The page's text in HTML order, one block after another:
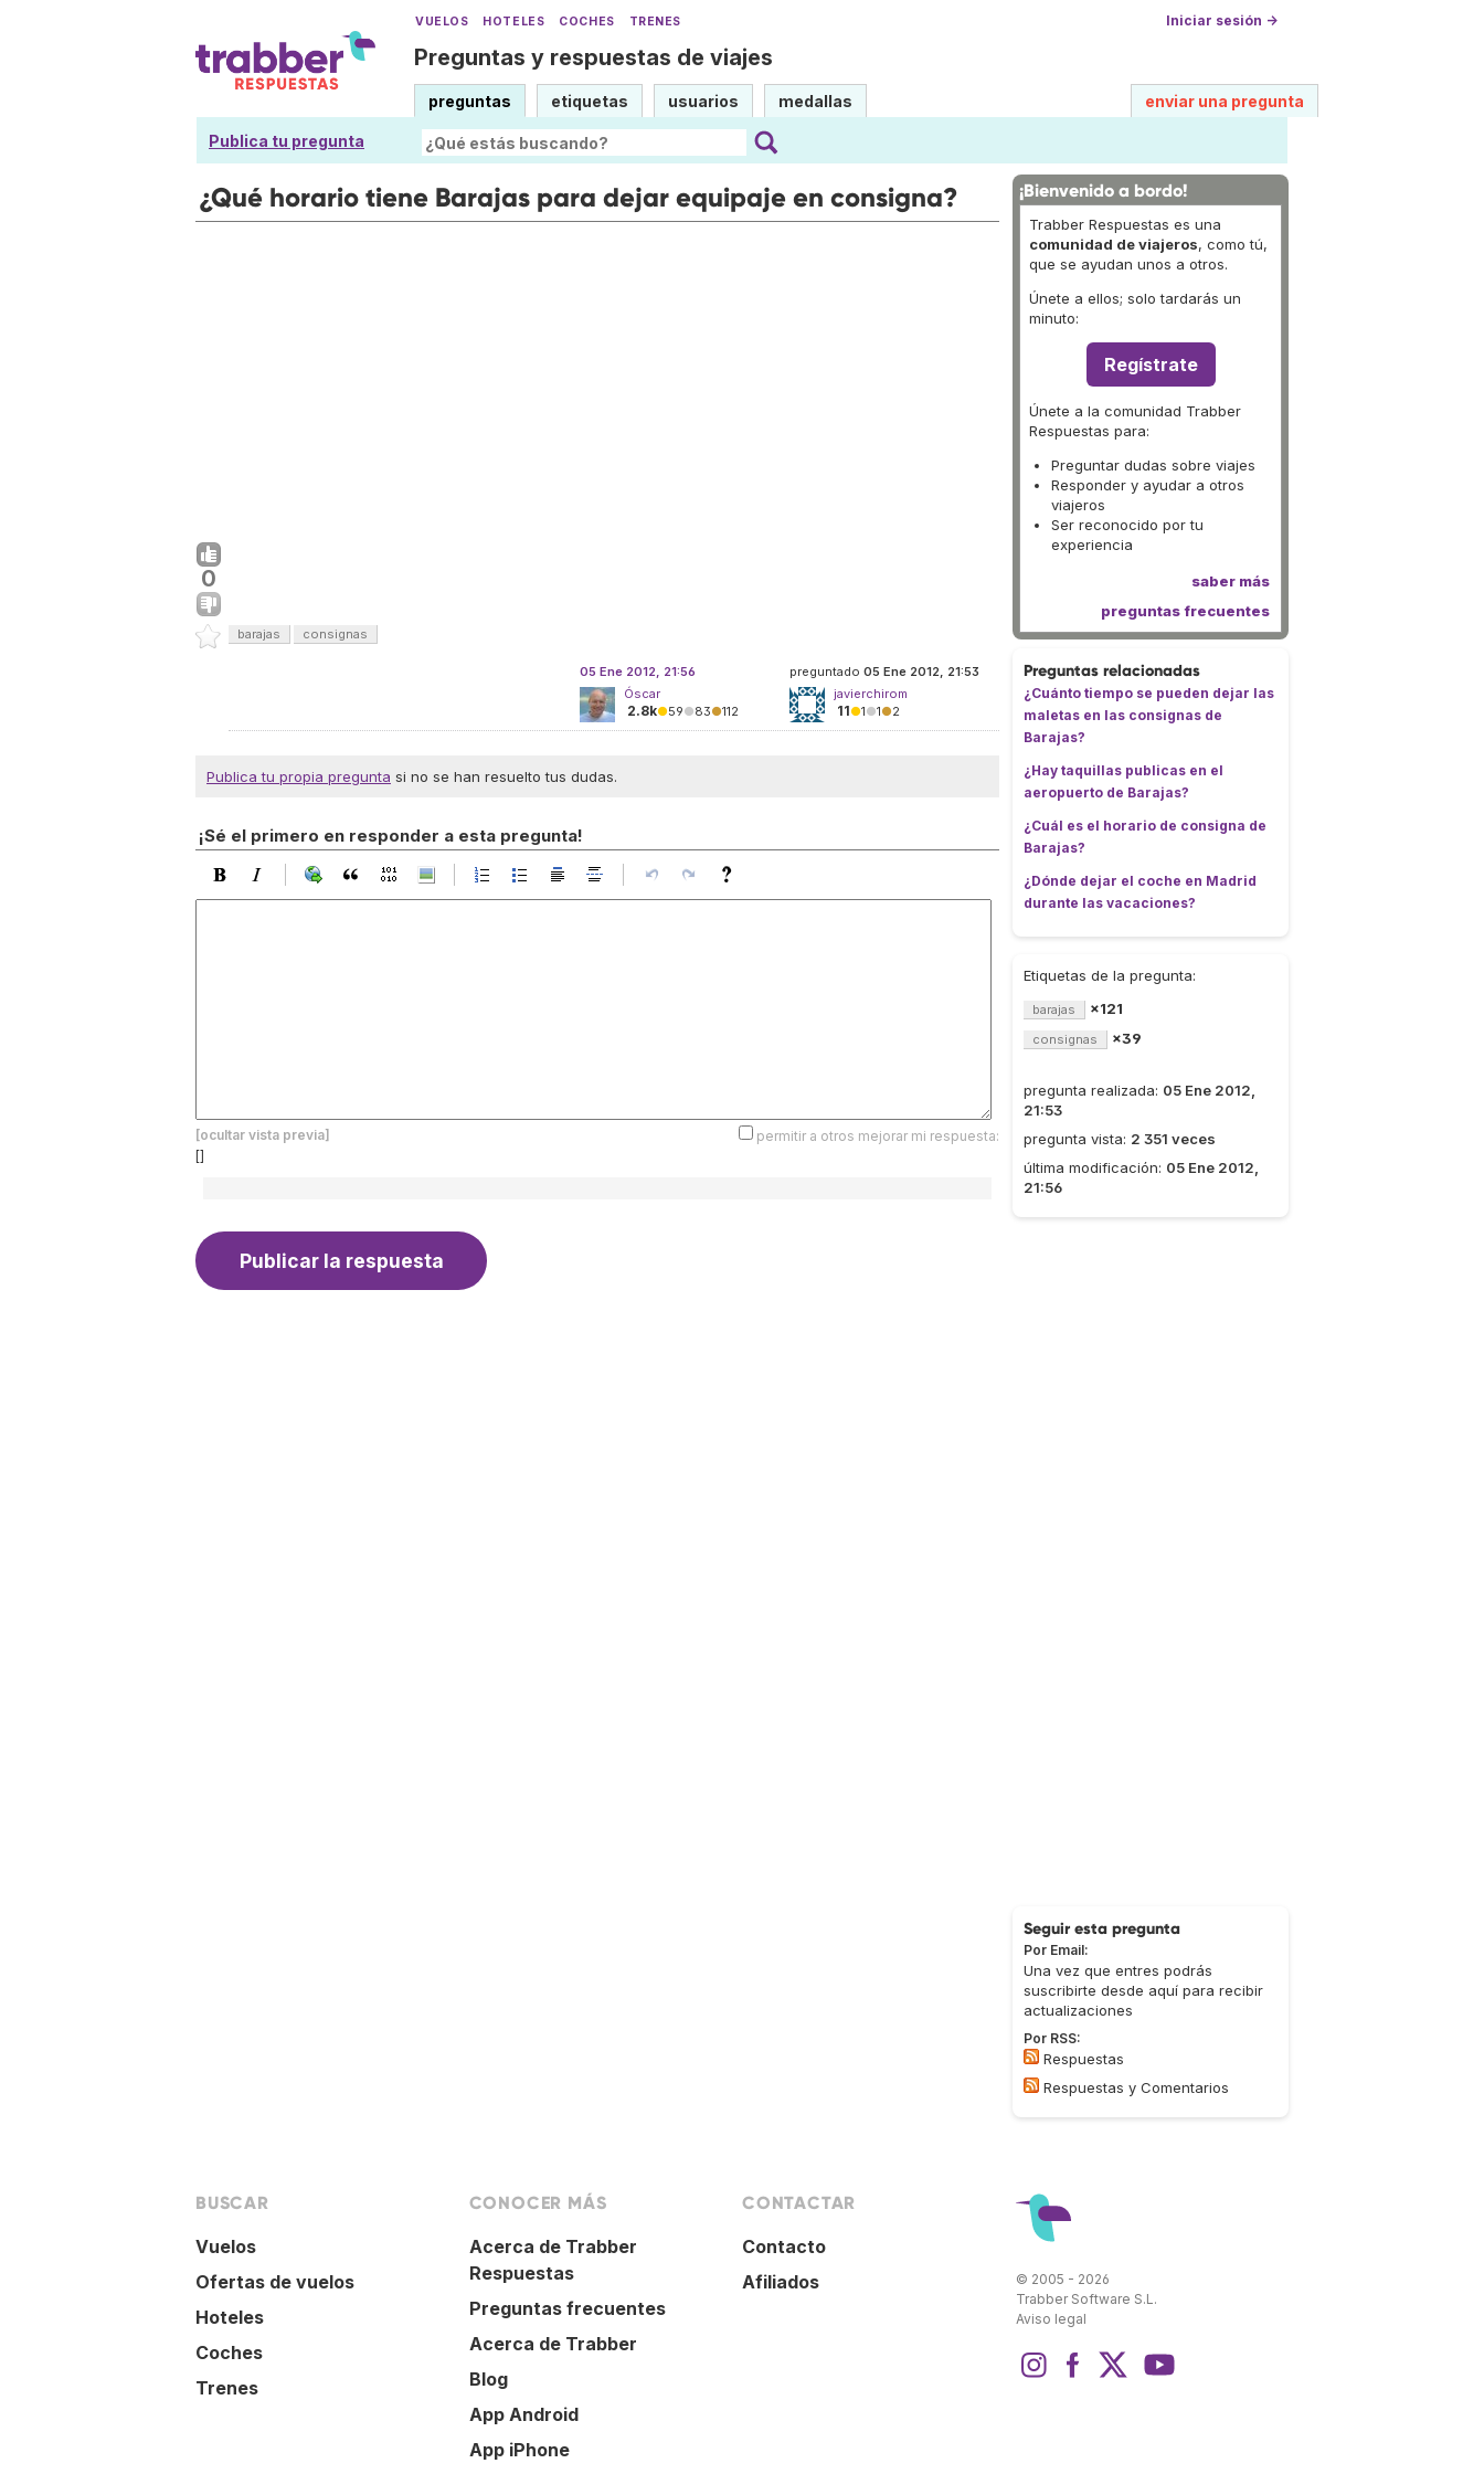
VUELOS HOTELES COCHES TRENES Iniciar sesión →
Preguntas y respuestas de viajes
preguntas etiquetas usuarios medallas enviar una pregunta
Publica tu pregunta
¿Qué horario tiene Barajas para dejar equipaje en consigna?
0
barajas consignas
preguntado 05 Ene 2012, 21:53
javierchirom
11●1●1●2
05 Ene 2012, 21:56
Óscar
2.8k●59●83●112
Publica tu propia pregunta si no se han resuelto tus dudas.
¡Sé el primero en responder a esta pregunta!
[ocultar vista previa]
permitir a otros mejorar mi respuesta:
[]
¡Bienvenido a bordo!
Trabber Respuestas es una
comunidad de viajeros, como tú,
que se ayudan unos a otros.
Únete a ellos; solo tardarás un
minuto:
Regístrate
Únete a la comunidad Trabber
Respuestas para:
Preguntar dudas sobre viajes
Responder y ayudar a otros
viajeros
Ser reconocido por tu
experiencia
saber más
preguntas frecuentes
Preguntas relacionadas
¿Cuánto tiempo se pueden dejar las
maletas en las consignas de
Barajas?
¿Hay taquillas publicas en el
aeropuerto de Barajas?
¿Cuál es el horario de consigna de
Barajas?
¿Dónde dejar el coche en Madrid
durante las vacaciones?
Etiquetas de la pregunta:
barajas ×121
consignas ×39
pregunta realizada: 05 Ene 2012,
21:53
pregunta vista: 2 351 veces
última modificación: 05 Ene 2012,
21:56
Seguir esta pregunta
Por Email:
Una vez que entres podrás
suscribirte desde aquí para recibir
actualizaciones
Por RSS:
Respuestas
Respuestas y Comentarios
BUSCAR
Vuelos
Ofertas de vuelos
Hoteles
Coches
Trenes
CONOCER MÁS
Acerca de Trabber
Respuestas
Preguntas frecuentes
Acerca de Trabber
Blog
App Android
App iPhone
CONTACTAR
Contacto
Afiliados
© 2005 - 2026
Trabber Software S.L.
Aviso legal